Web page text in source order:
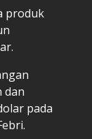
produk
dan
pada